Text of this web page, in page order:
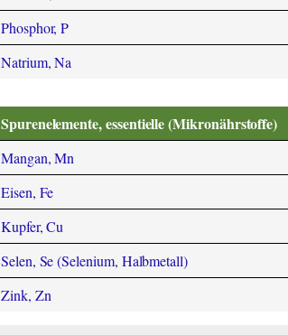
Phosphor, P
Natrium, Na
Spurenelemente, essentielle (Mikronährstoffe)
Mangan, Mn
Eisen, Fe
Kupfer, Cu
Selen, Se (Selenium, Halbmetall)
Zink, Zn